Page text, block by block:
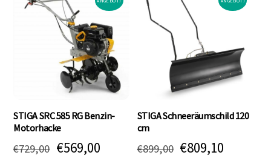
STIGA SRC 585 RG Benzin-
Motorhacke
€729,00 Ursprünglicher
€569,00Aktueller
STIGA Schneeräumschild 120
cm
€899,00 Ursprünglicher
€809,10